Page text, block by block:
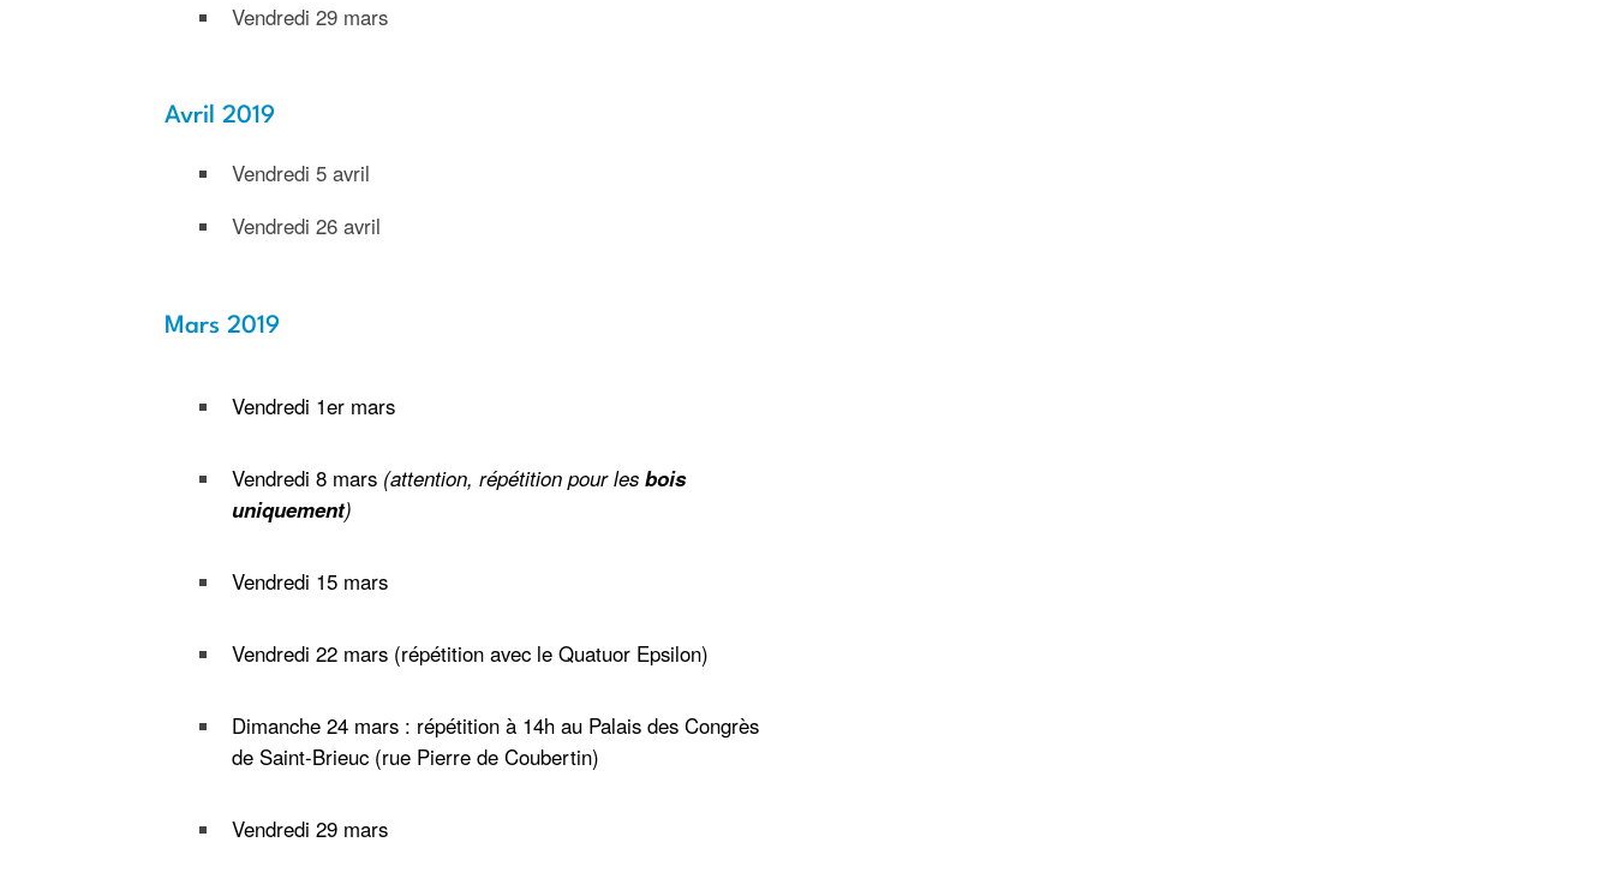
Vendredi 29 mars
Avril 2019
Vendredi 5 avril
Vendredi 26 avril
Mars 2019
Vendredi 1er mars
Vendredi 8 mars (attention, répétition pour les bois
uniquement)
Vendredi 15 mars
Vendredi 22 mars (répétition avec le Quatuor Epsilon)
Dimanche 24 mars : répétition à 14h au Palais des Congrès
de Saint-Brieuc (rue Pierre de Coubertin)
Vendredi 29 mars